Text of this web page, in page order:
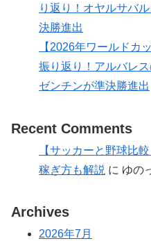
り返り！オヤルサバ
決勝進出
【2026年ワールドカ
振り返り！アルバレ
ゼンチンが準決勝進出
Recent Comments
【サッカーと野球比
稼ぎ方も解説 に ゆの
Archives
2026年7月